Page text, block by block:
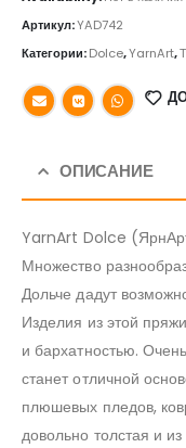
Артикул:YAD742
Категории:Dolce,YarnArt,
ОПИСАНИЕ
YarnArt Dolce
Множество
Дольче дадут
Изделия из этой
и бархатностью.
станет отличной
плюшевых пледов,
довольно толстая и